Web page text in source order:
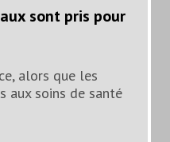
sont pris pour
alors que les
aux soins de santé